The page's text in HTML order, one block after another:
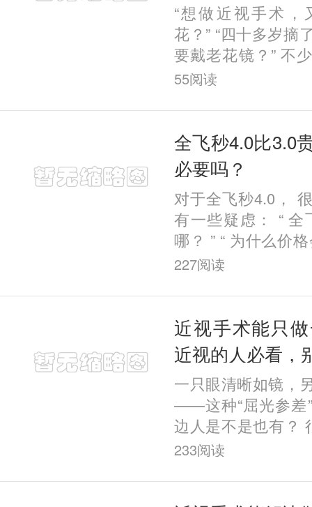
“想做近视手术，
花？” “四十多岁摘
要戴老花镜？” 不
存顾虑，最常见的
55阅读
全飞秒4.0比3.0
必要吗？
对于全飞秒4.0，
有一些疑虑： “ 全
哪？ ” “ 为什么价
几千块钱？ ” “有
227阅读
近视手术能只
近视的人必看，
一只眼清晰如镜，
——这种“屈光参差
边人是不是也有？
有一只眼能看清，
233阅读